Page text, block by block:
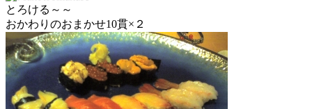
とろける～～
おかわりのおまかせ10貫×２